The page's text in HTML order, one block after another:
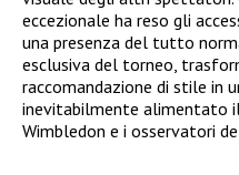
eccezionale ha reso gli
una presenza del tutto
esclusiva del torneo,
raccomandazione di stile in
inevitabilmente alimentato
Wimbledon e i osservatori